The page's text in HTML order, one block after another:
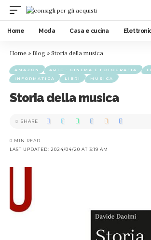
Home Moda Casa e cucina
Home » Blog » Storia della musica
AMAZON ARTE - CINEMA E FOTOGRAFIA
INFORMATICA
LIBRI MUSICA
Storia della musica
LAST UPDATED: 2024/04/20 AT 3:19 AM
0 MIN READ
SHARE